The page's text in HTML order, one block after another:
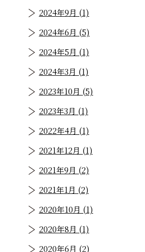
2024年9月 (1)
2024年6月 (5)
2024年5月 (1)
2024年3月 (1)
2023年10月 (5)
2023年3月 (1)
2022年4月 (1)
2021年12月 (1)
2021年9月 (2)
2021年1月 (2)
2020年10月 (1)
2020年8月 (1)
2020年6月 (2)